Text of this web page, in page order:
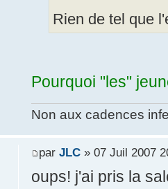
Rien de tel que
Pourquoi "les"
Non aux cadences
par JLC» 07 Juil 2007
oups! j'ai pris la